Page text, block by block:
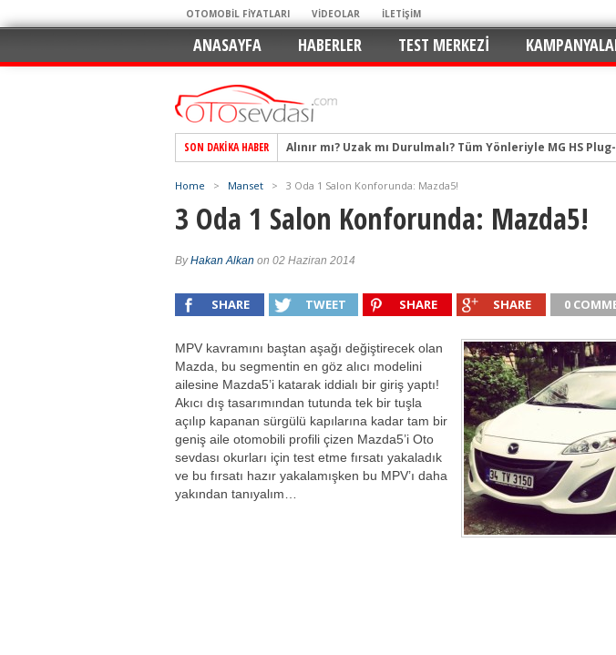
OTOMOBİL FİYATLARI VİDEOLAR İLETİŞİM
ANASAYFA HABERLER TEST MERKEZI
SON DAKIKA HABER
Alpine A290 GTS: Dijital Çağın Cep Roketi
Mercedes-Benz Otomotiv ve En Yakıt İş Birliği ile
Keskin Hatlar, GR Ruhu ve Maksimum Tasarruf: Toyota
Geleceğin Kompakt Elektrikli SUV Standartları Yeniden
Pazarın Lideri, Jurinin de Favorisi: Renault Clio İkinci Kez
Hem Şehirli Hem Tasarruflu: Yeni Peugeot 2008 Hybrid e-
TURKA’nın Dev Ağı İçin İmzalar Atıldı: 81 İlde 249 İstasyon
Alınır mı? Uzak mı Durulmalı? Tüm Yönleriyle MG HS
Home > Manset > 3 Oda 1 Salon Konforunda: Mazda5!
3 Oda 1 Salon Konforunda: Mazda5!
ByHakan Alkan on 02 Haziran 2014
SHARE TWEET SHARE SHARE 0
MPV kavramını baştan aşağı değiştirecek olan
Mazda, bu segmentin en göz alıcı modelini
ailesine Mazda5’i katarak iddialı bir giriş yaptı!
Akıcı dış tasarımından tutunda tek bir tuşla
açılıp kapanan sürgülü kapılarına kadar tam bir
geniş aile otomobili profili çizen Mazda5’i Oto
sevdası okurları için test etme fırsatı yakaladık
ve bu fırsatı hazır yakalamışken bu MPV’ı daha
yakından tanıyalım…